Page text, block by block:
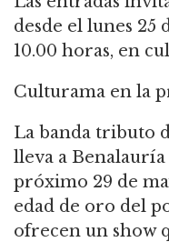
desde el lunes 25
10.00 horas, en
Culturama en la
La banda tributo
lleva a
próximo 29 de
edad de oro del
ofrecen un show